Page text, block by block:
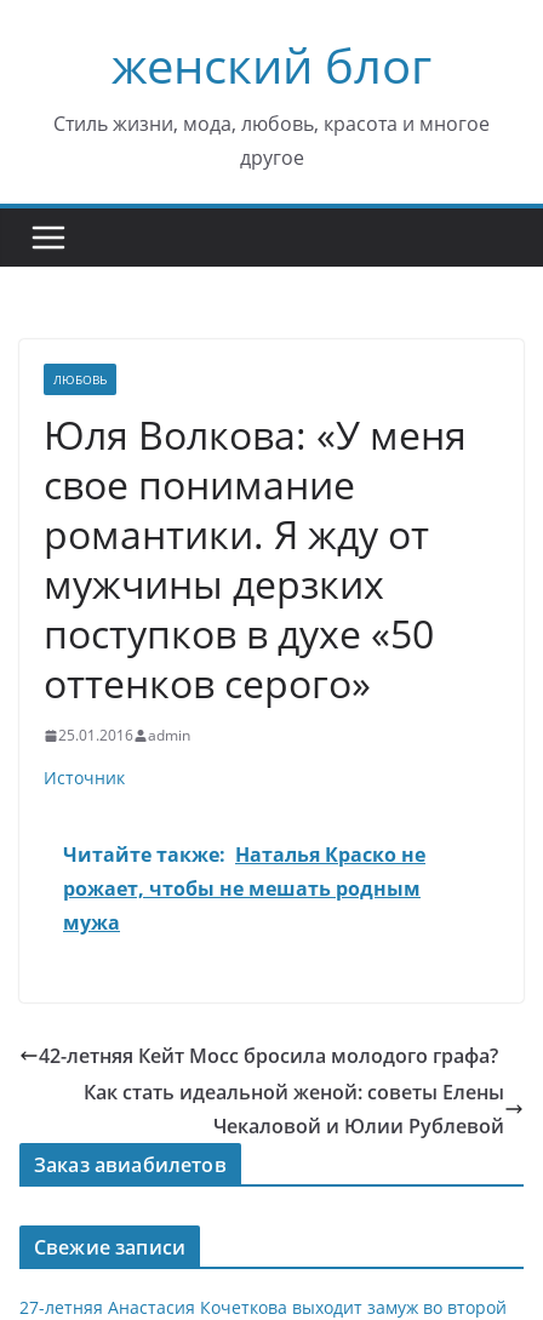
содержимомуженский блог
Стиль жизни, мода, любовь, красота и многое
другое
ЛЮБОВЬ
Юля Волкова: «У меня
свое понимание
романтики. Я жду от
мужчины дерзких
поступков в духе «50
оттенков серого»
25.01.2016 admin
Источник
Читайте также: Наталья Краско не
рожает, чтобы не мешать родным
мужа
42-летняя Кейт Мосс бросила молодого графа?
Как стать идеальной женой: советы Елены
Чекаловой и Юлии Рублевой
Заказ авиабилетов
Свежие записи
27-летняя Анастасия Кочеткова выходит замуж во второй